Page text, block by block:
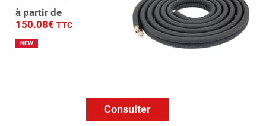
à partir de
150.08€ TTC
NEW
Consulter